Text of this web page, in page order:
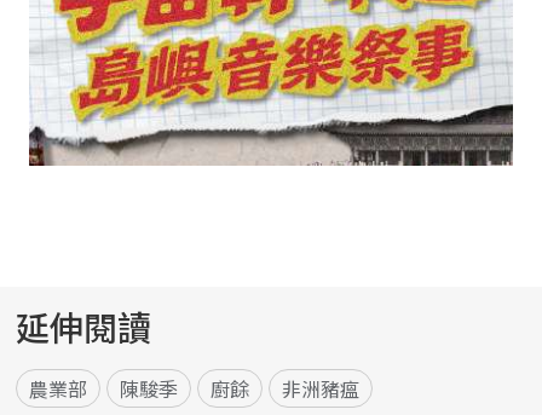
延伸閱讀
農業部 陳駿季 廚餘 非洲豬瘟